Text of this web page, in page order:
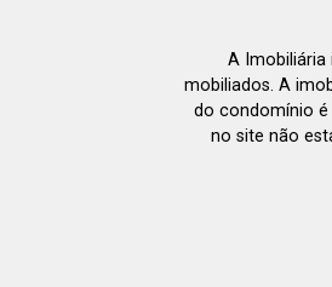
A
mobiliados. A
do condomínio é
no site não